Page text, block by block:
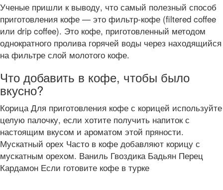
Ученые пришли к выводу, что самый полезный способ
приготовления кофе — это фильтр-кофе (filtered coffee
или drip coffee). Это кофе, приготовленный методом
однократного пролива горячей воды через находящийся
на фильтре слой молотого кофе.
Что добавить в кофе, чтобы было
вкусно?
Корица Для приготовления кофе с корицей используйте
целую палочку, если хотите получить напиток с
настоящим вкусом и ароматом этой пряности.
Мускатный орех Часто в кофе добавляют корицу с
мускатным орехом. Ваниль Гвоздика Бадьян Перец
Кардамон Если готовите кофе в турке